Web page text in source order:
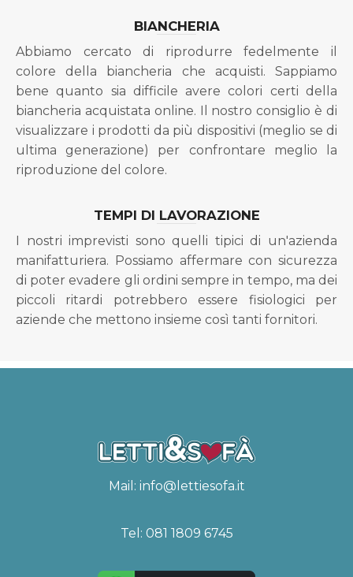
BIANCHERIA
Abbiamo cercato di riprodurre fedelmente il
colore della biancheria che acquisti. Sappiamo
bene quanto sia difficile avere colori certi della
biancheria acquistata online. Il nostro consiglio è di
visualizzare i prodotti da più dispositivi (meglio se di
ultima generazione) per confrontare meglio la
riproduzione del colore.
TEMPI DI LAVORAZIONE
I nostri imprevisti sono quelli tipici di un'azienda
manifatturiera. Possiamo affermare con sicurezza
di poter evadere gli ordini sempre in tempo, ma dei
piccoli ritardi potrebbero essere fisiologici per
aziende che mettono insieme così tanti fornitori.
Mail: info@lettiesofa.it
Tel: 081 1809 6745